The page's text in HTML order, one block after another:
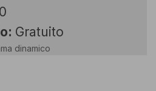
Gratuito
dinamico